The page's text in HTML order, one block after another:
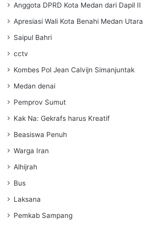
Anggota DPRD Kota Medan dari Dapil II
Apresiasi Wali Kota Benahi Medan Utara
Saipul Bahri
cctv
Kombes Pol Jean Calvijn Simanjuntak
Medan denai
Pemprov Sumut
Kak Na: Gekrafs harus Kreatif
Beasiswa Penuh
Warga Iran
Alhijrah
Bus
Laksana
Pemkab Sampang